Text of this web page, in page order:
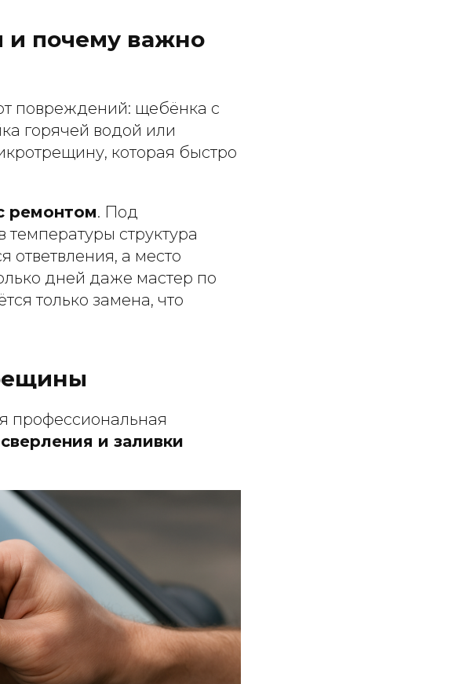
и почему важно
повреждений: щебёнка с
горячей водой или
которая быстро
ремонтом. Под
температуры структура
ответвления, а место
дней даже мастер по
только замена, что
профессиональная
и заливки